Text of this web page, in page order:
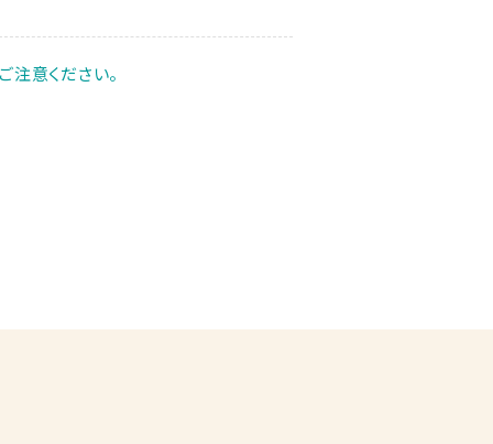
意ください。